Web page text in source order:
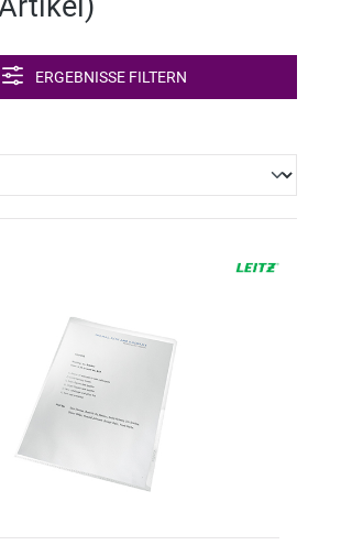
ERGEBNISSE FILTERN